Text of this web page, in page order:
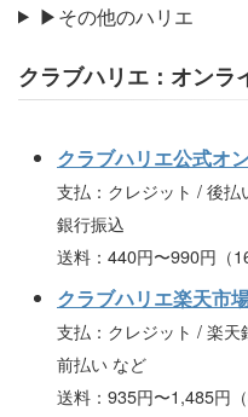
▶その他のハリエ
クラブハリエ：オンラ
クラブハリエ公式オ
支払：クレジット / 後
銀行振込
送料：440円〜990円（
クラブハリエ楽天市
支払：クレジット / 楽
前払い など
送料：935円〜1,485円